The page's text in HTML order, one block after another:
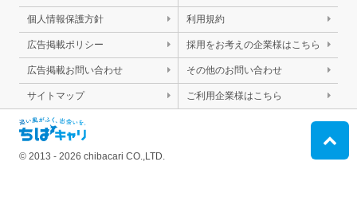
個人情報保護方針 利用規約
広告掲載ポリシー 採用をお考えの企業様はこちら
広告掲載お問い合わせ その他のお問い合わせ
サイトマップ ご利用企業様はこちら
© 2013 - 2026 chibacari CO.,LTD.